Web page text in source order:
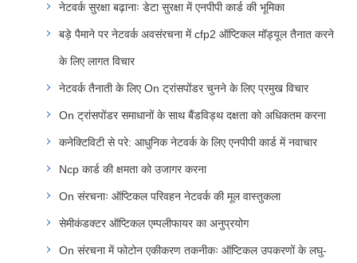
नेटवर्क सुरक्षा बढ़ानाः डेटा सुरक्षा में एनपीपी कार्ड की भूमिका
बड़े पैमाने पर नेटवर्क अवसंरचना में cfp2 ऑप्टिकल मॉड्यूल तैनात करने
के लिए लागत विचार
नेटवर्क तैनाती के लिए On ट्रांसपोंडर चुनने के लिए प्रमुख विचार
On ट्रांसपोंडर समाधानों के साथ बैंडविड्थ दक्षता को अधिकतम करना
कनेक्टिविटी से परे: आधुनिक नेटवर्क के लिए एनपीपी कार्ड में नवाचार
Ncp कार्ड की क्षमता को उजागर करना
On संरचनाः ऑप्टिकल परिवहन नेटवर्क की मूल वास्तुकला
सेमीकंडक्टर ऑप्टिकल एम्पलीफायर का अनुप्रयोग
On संरचना में फोटोन एकीकरण तकनीकः ऑप्टिकल उपकरणों के लघु-